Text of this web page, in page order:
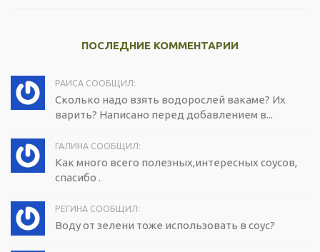
ПОСЛЕДНИЕ КОММЕНТАРИИ
РАИСА СООБЩИЛ:
Сколько надо взять водорослей вакаме? Их
варить? Написано перед добавлением в...
ГАЛИНА СООБЩИЛ:
Как много всего полезных,интересных соусов,
спасибо .
РЕГИНА СООБЩИЛ:
Воду от зелени тоже использовать в соус?